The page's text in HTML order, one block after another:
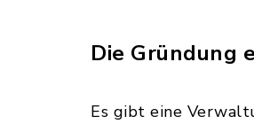
Die Gründung
Es gibt eine